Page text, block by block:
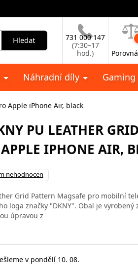
Hledat
731 000 147
(7:30–17
hod.)
Náhradní díly Gaming
Apple iPhone Air, black
PU LEATHER
IPHONE AIR,
nehodnocen
Grid Pattern Magsafe pro mobilní
loga značky "DKNY". Obal je vyrobený
úpravou z
v pondělí 10. 08.